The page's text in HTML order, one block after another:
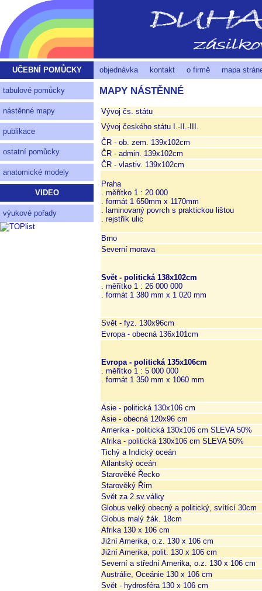
UČEBNÍ POMŮCKY objednávka kontakt o firmě mapa
tabulové pomůcky
nástěnné mapy
publikace
ostatní pomůcky
anatomické modely
VIDEO
výukové pořady
MAPY NÁSTĚNNÉ
Vývoj čs. státu
Vývoj českého státu I.-II.-III.
ČR - ob. zem. 139x102cm
ČR - admin. 139x102cm
ČR - vlastiv. 139x102cm
Praha
. měřítko 1 : 20 000
. formát 1 650mm x 1170mm
. laminovaný povrch s praktickou lištou
. rejstřík ulic
Brno
Severní morava
Svět - politická 138x102cm
. měřítko 1 : 26 000 000
. formát 1 380 mm x 1 020 mm
Svět - fyz. 130x96cm
Evropa - obecná 136x101cm
Evropa - politická 135x106cm
. měřítko 1 : 5 000 000
. formát 1 350 mm x 1060 mm
Asie - politická 130x106 cm
Asie - obecná 120x96 cm
Amerika - politická 130x106 cm SLEVA 50%
Afrika - politická 130x106 cm SLEVA 50%
Tichý a Indický oceán
Atlantský oceán
Starověké Řecko
Starověký Řím
Svět za 2.sv.války
Globus velký obecný a politický, svítící 30cm
Globus malý žák. 18cm
Afrika 130 x 106 cm
Jižní Amerika, o.z. 130 x 106 cm
Jižní Amerika, polit. 130 x 106 cm
Severní a střední Amerika, o.z. 130 x 106 cm
Austrálie, Oceánie 130 x 106 cm
Svět - hydrosféra 130 x 106 cm